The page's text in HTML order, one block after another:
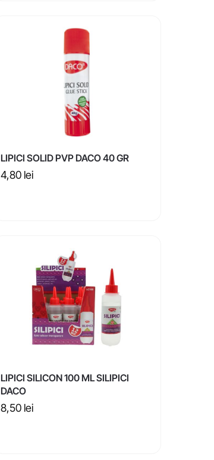
LIPICI SOLID PVP DACO 40 GR
4,80 lei
LIPICI SILICON 100 ML SILIPICI
DACO
8,50 lei